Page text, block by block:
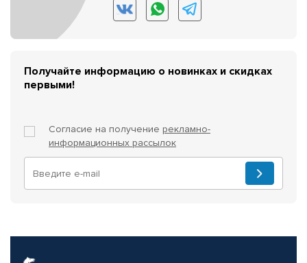
Получайте информацию о новинках и скидках
первыми!
Согласие на получение рекламно-
информационных рассылок